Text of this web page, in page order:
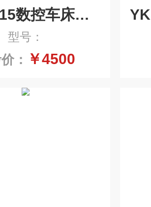
THSC715数控车床磁力刮板式排屑机碎屑输送
型号：
： ￥4500